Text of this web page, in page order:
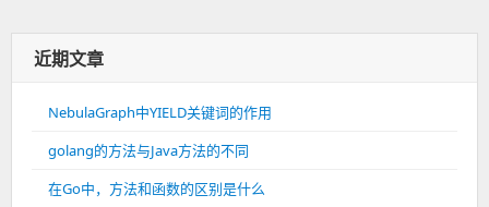
近期文章
NebulaGraph中YIELD关键词的作用
golang的方法与Java方法的不同
在Go中，方法和函数的区别是什么